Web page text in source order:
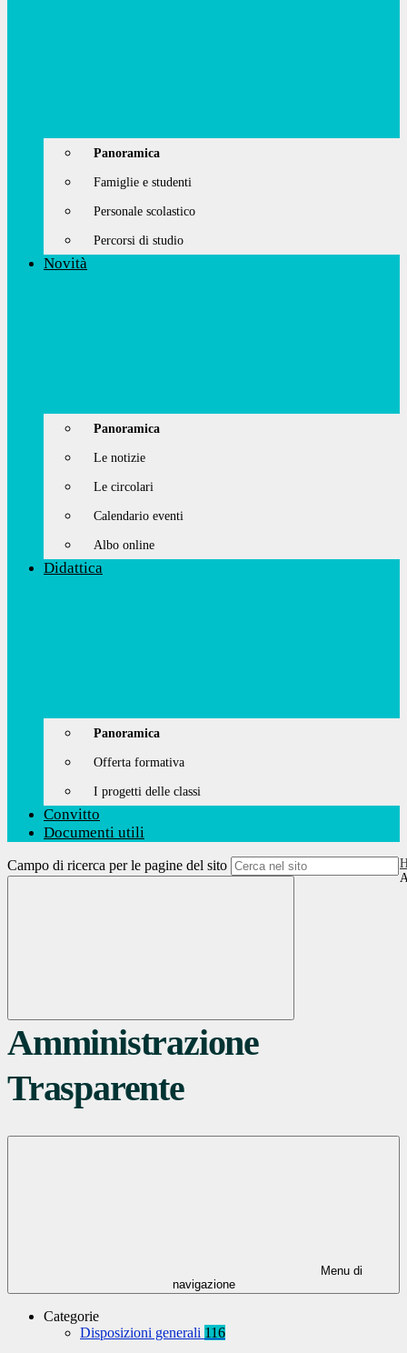
Panoramica
Famiglie e studenti
Personale scolastico
Percorsi di studio
Novità
Panoramica
Le notizie
Le circolari
Calendario eventi
Albo online
Didattica
Panoramica
Offerta formativa
I progetti delle classi
Convitto
Documenti utili
Campo di ricerca per le pagine del sito
Amministrazione
Trasparente
Menu di
navigazione
Categorie
Disposizioni generali 116